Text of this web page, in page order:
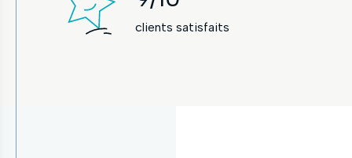
clients satisfaits